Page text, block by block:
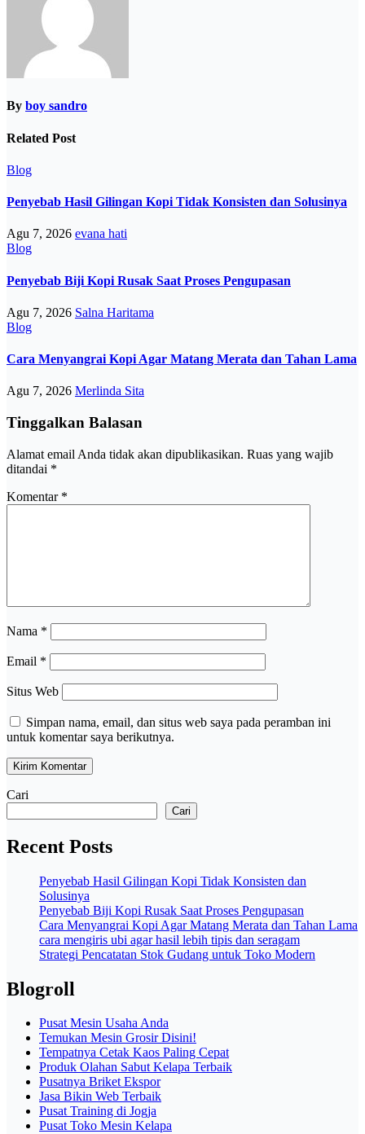
By boy sandro
Related Post
Blog
Penyebab Hasil Gilingan Kopi Tidak Konsisten dan Solusinya
Agu 7, 2026 evana hati
Blog
Penyebab Biji Kopi Rusak Saat Proses Pengupasan
Agu 7, 2026 Salna Haritama
Blog
Cara Menyangrai Kopi Agar Matang Merata dan Tahan Lama
Agu 7, 2026 Merlinda Sita
Tinggalkan Balasan
Alamat email Anda tidak akan dipublikasikan. Ruas yang wajib
ditandai *
Komentar *
Nama *
Email *
Situs Web
Simpan nama, email, dan situs web saya pada peramban ini
untuk komentar saya berikutnya.
Cari
Cari
Recent Posts
Penyebab Hasil Gilingan Kopi Tidak Konsisten dan
Solusinya
Penyebab Biji Kopi Rusak Saat Proses Pengupasan
Cara Menyangrai Kopi Agar Matang Merata dan Tahan Lama
cara mengiris ubi agar hasil lebih tipis dan seragam
Strategi Pencatatan Stok Gudang untuk Toko Modern
Blogroll
Pusat Mesin Usaha Anda
Temukan Mesin Grosir Disini!
Tempatnya Cetak Kaos Paling Cepat
Produk Olahan Sabut Kelapa Terbaik
Pusatnya Briket Ekspor
Jasa Bikin Web Terbaik
Pusat Training di Jogja
Pusat Toko Mesin Kelapa